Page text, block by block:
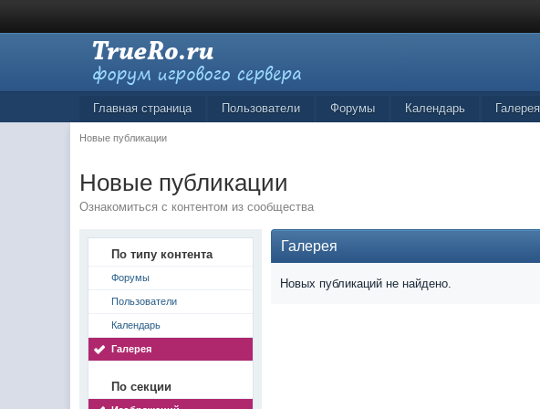
Главная страница Пользователи Форумы Календарь Галерея
Новые публикации
Новые публикации
Ознакомиться с контентом из сообщества
По типу контента
Форумы
Пользователи
Календарь
Галерея
По секции
Галерея
Новых публикаций не найдено.